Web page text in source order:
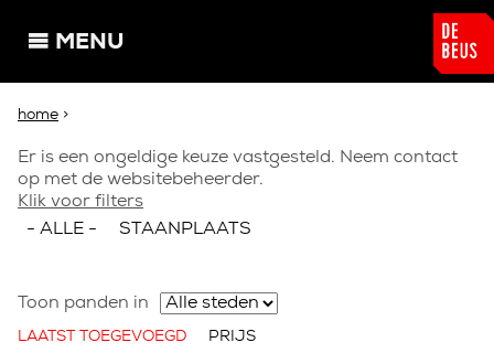
MENU
U bent hier
home >
Foutmelding
Er is een ongeldige keuze vastgesteld. Neem contact
op met de websitebeheerder.
Klik voor filters
- ALLE -
STAANPLAATS
Toon panden in
LAATST TOEGEVOEGD PRIJS